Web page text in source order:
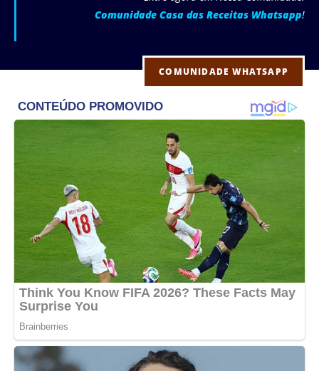
Comunidade Casa das Receitas Whatsapp!
COMUNIDADE WHATSAPP